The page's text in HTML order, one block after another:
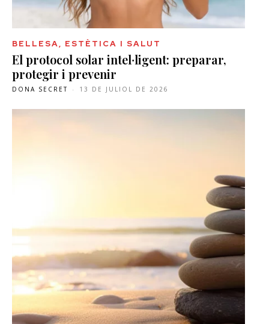
BELLESA, ESTÈTICA I SALUT
El protocol solar intel·ligent: preparar,
protegir i prevenir
DONA SECRET - 13 DE JULIOL DE 2026